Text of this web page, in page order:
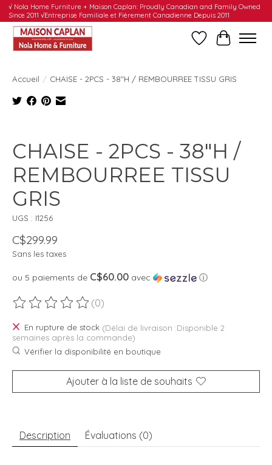
√ Nola Home Furniture + Maison Caplan: Proudly Canadian and Family Owned
Since 2011 √Entreprise Familiale et Fièrement Canadienne Depuis 2011
Liste dePanier
Accueil / CHAISE - 2PCS - 38"H / REMBOURREE TISSU GRIS
CHAISE - 2PCS - 38"H /
REMBOURREE TISSU
GRIS
UGS : I1256
C$299.99
Sans les taxes
ou 5 paiements de C$60.00 avec ⓘ
Ce produit est évalué à
(0)
En rupture de stock (Délai de livraison :Disponible 2
semaines après la commande)
Vérifier la disponibilité en boutique
Ajouter à la liste de souhaits
Description Évaluations (0)